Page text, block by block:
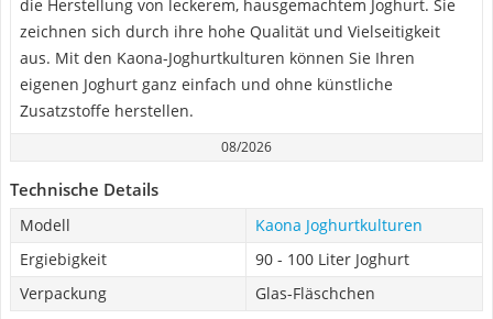
die Herstellung von leckerem, hausgemachtem Joghurt. Sie
zeichnen sich durch ihre hohe Qualität und Vielseitigkeit
aus. Mit den Kaona-Joghurtkulturen können Sie Ihren
eigenen Joghurt ganz einfach und ohne künstliche
Zusatzstoffe herstellen.
08/2026
Technische Details
Modell
Kaona Joghurtkulturen
Ergiebigkeit
90 - 100 Liter Joghurt
Verpackung
Glas-Fläschchen